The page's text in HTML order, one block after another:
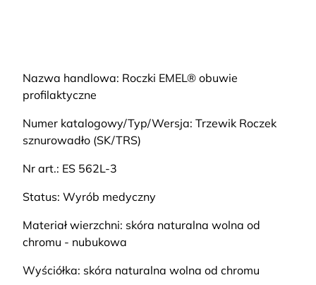
Nazwa handlowa: Roczki EMEL® obuwie
profilaktyczne
Numer katalogowy/Typ/Wersja: Trzewik Roczek
sznurowadło (SK/TRS)
Nr art.: ES 562L-3
Status: Wyrób medyczny
Materiał wierzchni: skóra naturalna wolna od
chromu - nubukowa
Wyściółka: skóra naturalna wolna od chromu